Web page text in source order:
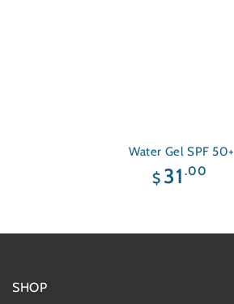
Water Gel SPF 50+
Precio
$ 31 .00
SHOP